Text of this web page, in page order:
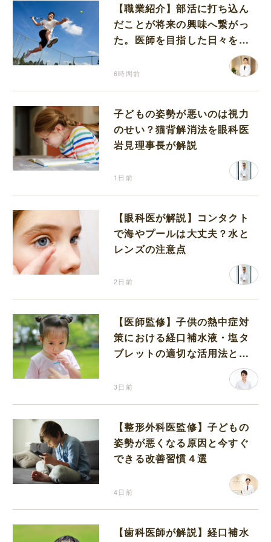
【職業紹介】部活に打ち込ん
だことが将来の興味へ繋がっ
た。医師を目指した日々を振
6時間前
子どもの姿勢が悪いのは視力
のせい？猫背解消法を眼科医
岩見理事長が解説
1日前
【眼科医が解説】コンタクト
で海やプールは大丈夫？水と
レンズの注意点
2日前
【医師監修】子供の熱中症対
策における経口補水液・塩タ
ブレットの適切な活用法と水
3日前
【整形外科医監修】子どもの
姿勢が悪くなる原因と今すぐ
できる改善習慣４選
4日前
【歯科医師が解説】経口補水